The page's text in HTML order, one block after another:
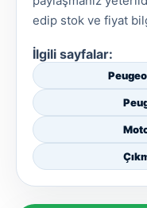
edip stok ve fiyat
İlgili sayfalar: